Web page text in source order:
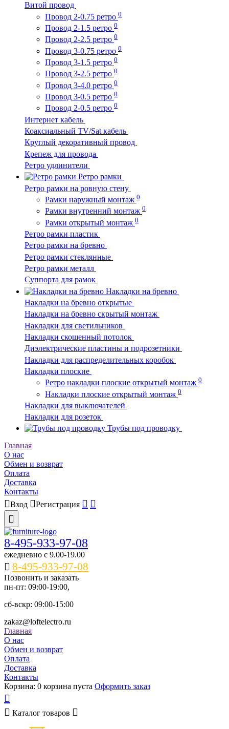
Витой провод
Провод 2-0.75 ретро 0
Провод 2-1.5 ретро 0
Провод 2-2.5 ретро 0
Провод 3-0.75 ретро 0
Провод 3-1.5 ретро 0
Провод 3-2.5 ретро 0
Провод 3-4.0 ретро 0
Провод 3-0.5 ретро 0
Провод 2-0.5 ретро 0
Интернет кабель
Коаксиальный TV/Sat кабель
Круглый декоративный провод
Крепеж для провода
Ретро удлинители
Ретро рамки
Ретро рамки на ровную стену
Рамки наружный монтаж 0
Рамки внутренний монтаж 0
Рамки открытый монтаж 0
Ретро рамки пластик
Ретро рамки на бревно
Ретро рамки стеклянные
Ретро рамки металл
Суппорта для рамок
Накладки на бревно
Накладки на бревно открытые
Накладки на бревно скрытый монтаж
Накладки для светильников
Накладки скошенный потолок
Диэлектрические пластины и подрозетники
Накладки для распределительных коробок
Накладки плоские
Ретро накладки плоские открытый монтаж 0
Накладки плоские открытый монтаж 0
Накладки для выключателей
Накладки для розеток
Трубы под проводку
Главная
О нас
Обмен и возврат
Оплата
Доставка
Контакты
Вход
Регистрация
8-495-933-97-08
ежедневно c 9.00-19.00
8-495-933-97-08
Позвонить и заказать
пн-пт: 09:00-19:00,
сб-вскр: 09:00-15:00
zakaz@loftelectro.ru
Главная
О нас
Обмен и возврат
Оплата
Доставка
Контакты
Корзина: 0 корзина пуста Оформить заказ
Каталог товаров